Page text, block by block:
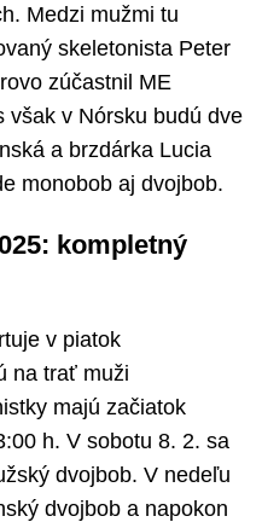
Medzi mužmi tu
skeletonista Peter
zúčastnil ME
však v Nórsku budú dve
a brzdárka Lucia
monobob aj dvojbob.
kompletný
v piatok
na trať muži
majú začiatok
h. V sobotu 8. 2. sa
dvojbob. V nedeľu
dvojbob a napokon